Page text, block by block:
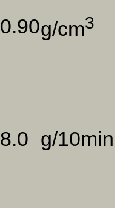
0.90g/cm3
8.0 g/10min